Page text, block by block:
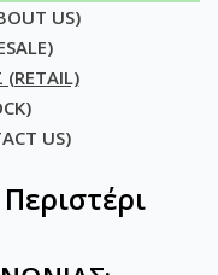
US)
US)